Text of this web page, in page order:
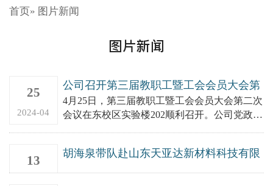
首页 » 图片新闻
图片新闻
25
2024-04
公司召开第三届教职工暨工会会员大会第
二次会议
4月25日，第三届教职工暨工会会员大会第二次
会议在东校区实验楼202顺利召开。公司党政领
13
胡海泉带队赴山东天亚达新材料科技有限